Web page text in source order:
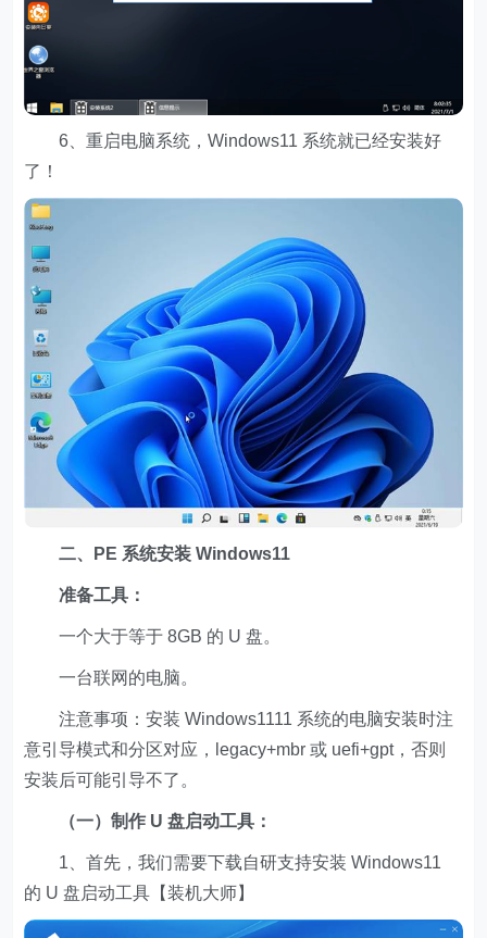
6、重启电脑系统，Windows11 系统就已经安装好
了！
二、PE 系统安装 Windows11
准备工具：
一个大于等于 8GB 的 U 盘。
一台联网的电脑。
注意事项：安装 Windows1111 系统的电脑安装时注
意引导模式和分区对应，legacy+mbr 或 uefi+gpt，否则
安装后可能引导不了。
（一）制作 U 盘启动工具：
1、首先，我们需要下载自研支持安装 Windows11
的 U 盘启动工具【装机大师】